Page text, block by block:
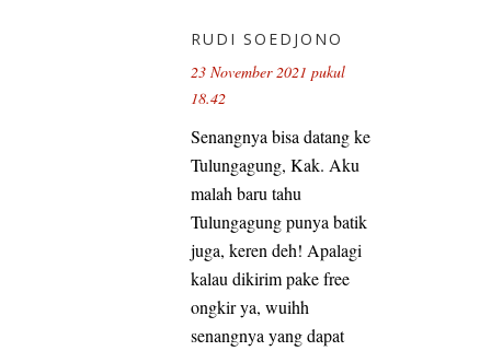
RUDI SOEDJONO
23 November 2021 pukul
18.42
Senangnya bisa datang ke
Tulungagung, Kak. Aku
malah baru tahu
Tulungagung punya batik
juga, keren deh! Apalagi
kalau dikirim pake free
ongkir ya, wuihh
senangnya yang dapat